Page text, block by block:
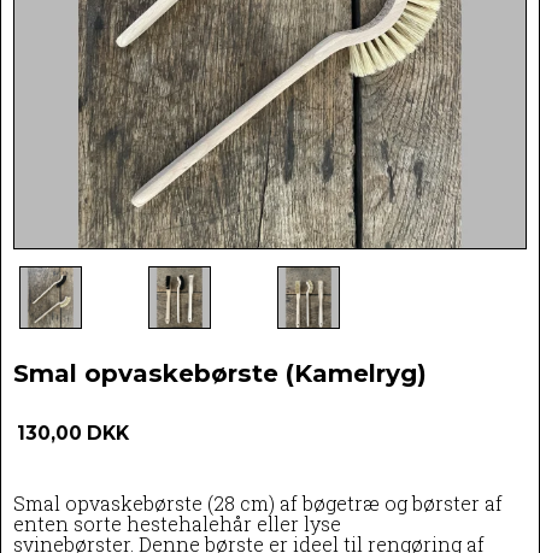
Smal opvaskebørste (Kamelryg)
130,00 DKK
Smal opvaskebørste (28 cm) af bøgetræ og børster af
enten sorte hestehalehår eller lyse
svinebørster. Denne børste er ideel til rengøring af